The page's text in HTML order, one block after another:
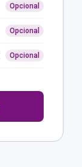
Opcional
Opcional
Opcional